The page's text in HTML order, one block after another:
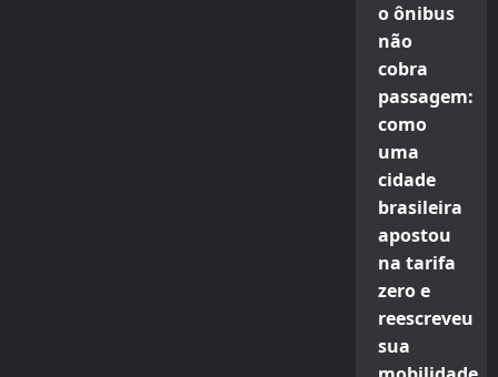
o ônibus
não
cobra
passagem:
como
uma
cidade
brasileira
apostou
na tarifa
zero e
reescreveu
sua